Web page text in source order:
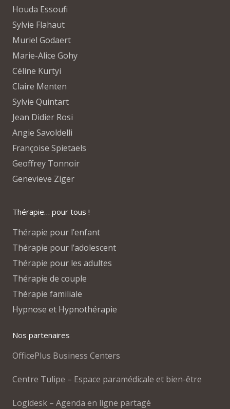
Houda Essoufi
Sylvie Flahaut
Muriel Godaert
Marie-Alice Gohy
Céline Kurtyi
Claire Menten
Sylvie Quintart
Jean Didier Rosi
Angie Savoldelli
Françoise Spietaels
Geoffrey Tonnoir
Genevieve Ziger
Thérapie… pour tous !
Thérapie pour l’enfant
Thérapie pour l’adolescent
Thérapie pour les adultes
Thérapie de couple
Thérapie familiale
Hypnose et Hypnothérapie
Nos partenaires
OfficePlus Business Centers
Centre Tulipe – Espace paramédicale et bien-être
Logidesk – Agenda en ligne partagé